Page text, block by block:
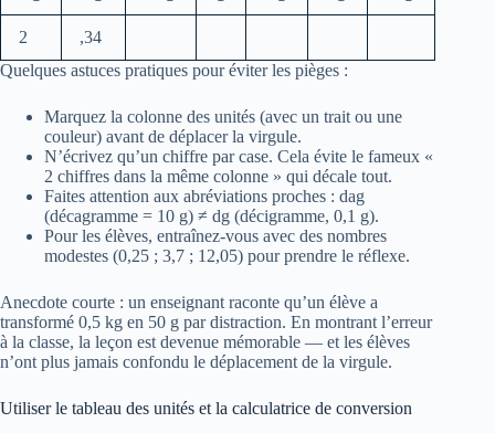
2
,34
Quelques astuces pratiques pour éviter les pièges :
Marquez la colonne des unités (avec un trait ou une
couleur) avant de déplacer la virgule.
N’écrivez qu’un chiffre par case. Cela évite le fameux «
2 chiffres dans la même colonne » qui décale tout.
Faites attention aux abréviations proches : dag
(décagramme = 10 g) ≠ dg (décigramme, 0,1 g).
Pour les élèves, entraînez-vous avec des nombres
modestes (0,25 ; 3,7 ; 12,05) pour prendre le réflexe.
Anecdote courte : un enseignant raconte qu’un élève a
transformé 0,5 kg en 50 g par distraction. En montrant l’erreur
à la classe, la leçon est devenue mémorable — et les élèves
n’ont plus jamais confondu le déplacement de la virgule.
Utiliser le tableau des unités et la calculatrice de conversion